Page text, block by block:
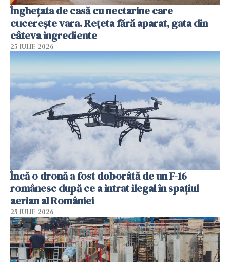
Înghețata de casă cu nectarine care
cucerește vara. Rețeta fără aparat, gata din
câteva ingrediente
25 IULIE 2026
Încă o dronă a fost doborâtă de un F-16
românesc după ce a intrat ilegal în spațiul
aerian al României
25 IULIE 2026